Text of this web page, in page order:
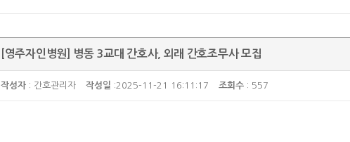
[영주자인병원] 병동 3교대 간호사, 외래 간호조무사 모집
작성자 : 간호관리자 작성일 :2025-11-21 16:11:17 조회수 : 557